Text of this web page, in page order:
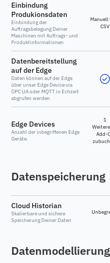
Einbindung
Produkionsdaten
Einbindung der
Auftragsbelegung Deiner
Maschinen mit Auftrags- und
Produktinformationen
Manuell
CSV
Datenbereitstellung
auf der Edge
Daten können auf der Edge
über unser Edge Device via
OPC UA oder MQTT in Echzeit
abgrufen werden
Edge Devices
Anzahl der inbegriffenen Edge
Geräte.
1
Add-
Datenspeicherung
Cloud Historian
Skalierbare und sichere
Speicherung Deiner Daten